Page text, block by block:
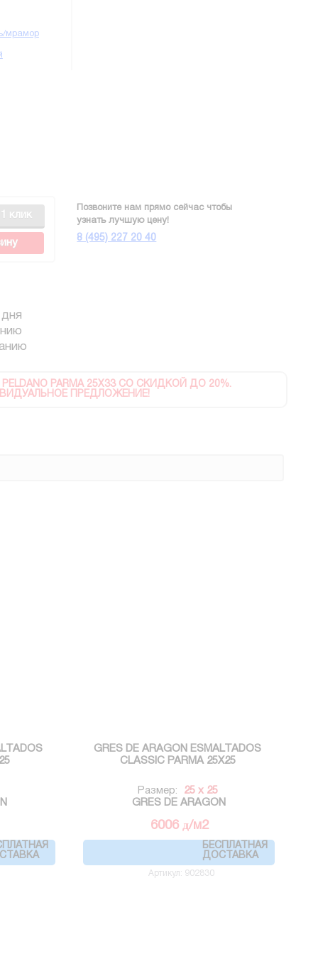
мрамор
клик
Позвоните нам прямо сейчас чтобы
узнать лучшую цену!
8 (495) 227 20 40
PELDANO PARMA 25X33 СО СКИДКОЙ ДО 20%.
ПРЕДЛОЖЕНИЕ!
GRES DE ARAGON ESMALTADOS
CLASSIC PARMA 25X25
Размер:
25 x 25
GRES DE ARAGON
6006 д/м2
БЕСПЛАТНАЯ
ДОСТАВКА
Артикул: 902830